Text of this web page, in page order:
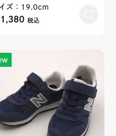
ズ：19.0cm
税込